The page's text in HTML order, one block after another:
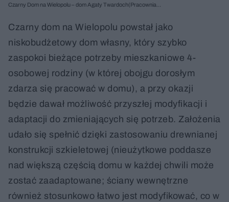
Czarny Dom na Wielopolu – dom Agaty Twardoch(Pracownia
Czarny dom na Wielopolu powstał jako
niskobudżetowy dom własny, który szybko
zaspokoi bieżące potrzeby mieszkaniowe 4-
osobowej rodziny (w której obojgu dorosłym
zdarza się pracować w domu), a przy okazji
będzie dawał możliwość przyszłej modyfikacji i
adaptacji do zmieniających się potrzeb. Założenia
udało się spełnić dzięki zastosowaniu drewnianej
konstrukcji szkieletowej (nieużytkowe poddasze
nad większą częścią domu w każdej chwili może
zostać zaadaptowane; ściany wewnętrzne
również stosunkowo łatwo jest modyfikować, co w